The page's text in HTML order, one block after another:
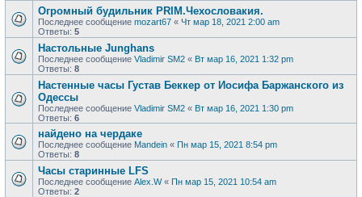
Огромный будильник PRIM.Чехословакия.
Последнее сообщение mozart67 « Чт мар 18, 2021 2:00 am
Ответы: 5
Настольные Junghans
Последнее сообщение Vladimir SM2 « Вт мар 16, 2021 1:32 pm
Ответы: 8
Настенные часы Густав Беккер от Иосифа Баржанского из
Одессы
Последнее сообщение Vladimir SM2 « Вт мар 16, 2021 1:30 pm
Ответы: 6
найдено на чердаке
Последнее сообщение Mandein « Пн мар 15, 2021 8:54 pm
Ответы: 8
Часы старинные LFS
Последнее сообщение Alex.W« Пн мар 15, 2021 10:54 am
Ответы: 2